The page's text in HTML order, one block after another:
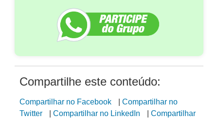
Compartilhe este conteúdo:
Compartilhar no Facebook
Compartilhar no
Twitter
Compartilhar no LinkedIn
Compartilhar